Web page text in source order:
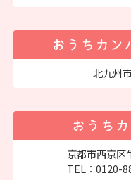
北九州
京都市西京区
TEL： 0120-